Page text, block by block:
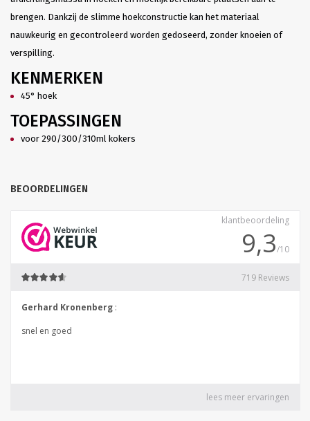
brengen. Dankzij de slimme hoekconstructie kan het materiaal
nauwkeurig en gecontroleerd worden gedoseerd, zonder knoeien of
verspilling.
KENMERKEN
45° hoek
TOEPASSINGEN
voor 290/300/310ml kokers
BEOORDELINGEN